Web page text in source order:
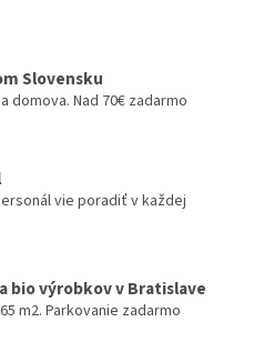
Slovensku
domova. Nad 70€ zadarmo
vie poradiť v každej
bio výrobkov v Bratislave
m2. Parkovanie zadarmo